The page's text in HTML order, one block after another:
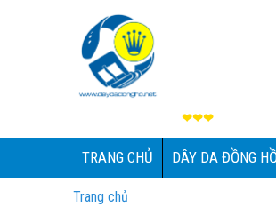
❤❤❤
TRANG CHỦ DÂY DA ĐỒNG
Trang chủ